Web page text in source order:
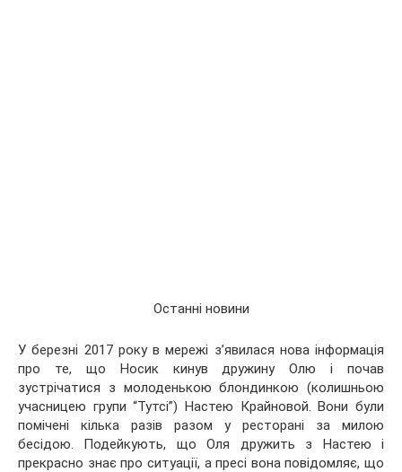
Останні новини
У березні 2017 року в мережі з’явилася нова інформація
про те, що Носик кинув дружину Олю і почав
зустрічатися з молоденькою блондинкою (колишньою
учасницею групи “Тутсі”) Настею Крайновой. Вони були
помічені кілька разів разом у ресторані за милою
бесідою. Подейкують, що Оля дружить з Настею і
прекрасно знає про ситуації, а пресі вона повідомляє, що